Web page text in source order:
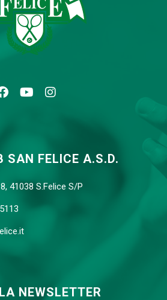
SAN FELICE A.S.D.
41038 S.Felice S/P
NEWSLETTER